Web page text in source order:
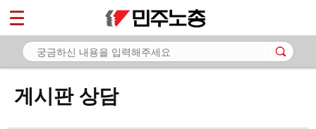
게시판 상담
마이페이지
소개
노동상담